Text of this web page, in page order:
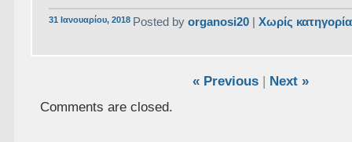
31 Ιανουαρίου, 2018 Posted byorganosi20 |Χωρίς κατηγορία
« Previous| Next »
Comments are closed.